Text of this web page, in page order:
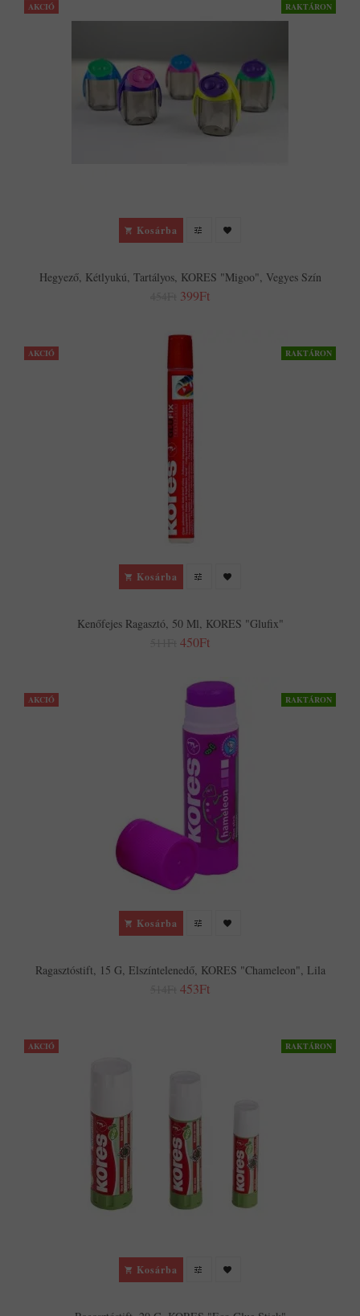
AKCIÓ RAKTÁRON
Kosárba
Hegyező, Kétlyukú, Tartályos, KORES "Migoo", Vegyes Szín
399Ft
AKCIÓ RAKTÁRON
Kosárba
Kenőfejes Ragasztó, 50 Ml, KORES "Glufix"
450Ft
AKCIÓ RAKTÁRON
Kosárba
Ragasztóstift, 15 G, Elszíntelenedő, KORES "Chameleon", Lila
453Ft
AKCIÓ RAKTÁRON
Kosárba